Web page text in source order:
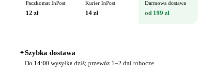
Paczkomat InPost
12 zł
Kurier InPost
14 zł
Darmowa dostawa
od 199 zł
✦Szybka dostawa
Do 14:00 wysyłka dziś; przewóz 1–2 dni robocze